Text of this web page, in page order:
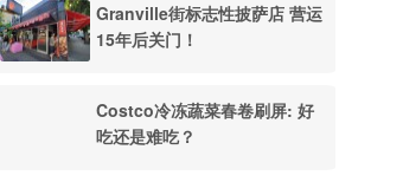
Granville街标志性披萨店 营运
15年后关门！
Costco冷冻蔬菜春卷刷屏: 好
吃还是难吃？